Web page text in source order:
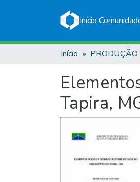
Início
Início PRODUÇÃO
Tapira,